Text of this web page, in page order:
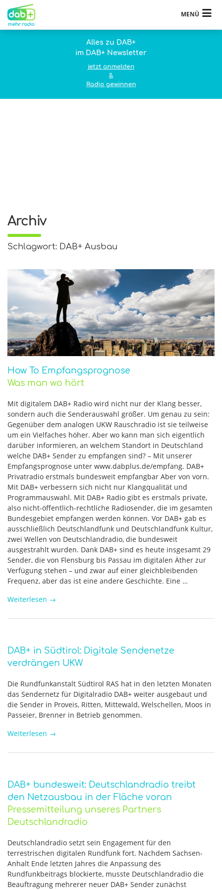
MENÜ
Alles zu DAB+
im DAB+ Newsletter
jetzt anmelden
&
Radio gewinnen
Archiv
Schlagwort: DAB+ Ausbau
How To Empfangsprognose
Was man wo hört
Mit digitalem DAB+ Radio wird nicht nur der Klang besser,
sondern auch die Senderauswahl größer. Um genau zu sein:
Gegenüber dem analogen UKW Rauschradio ist sie teilweise
um ein Vielfaches höher. Aber wo kann man sich eigentlich
darüber informieren, an welchem Standort in Deutschland
welche DAB+ Sender zu empfangen sind? – Mit unserer
Empfangsprognose unter www.dabplus.de/empfang. DAB+
Privatradio erstmals bundesweit empfangbar Aber von vorn.
Mit DAB+ verbessern sich nicht nur Klangqualität und
Programmauswahl. Mit DAB+ Radio gibt es erstmals private,
also nicht-öffentlich-rechtliche Radiosender, die im gesamten
Bundesgebiet empfangen werden können. Vor DAB+ gab es
ausschließlich Deutschlandfunk und Deutschlandfunk Kultur,
zwei Wellen von Deutschlandradio, die bundesweit
ausgestrahlt wurden. Dank DAB+ sind es heute insgesamt 29
Sender, die von Flensburg bis Passau im digitalen Äther zur
Verfügung stehen – und zwar auf einer gleichbleibenden
Frequenz, aber das ist eine andere Geschichte. Eine …
Weiterlesen →
DAB+ in Südtirol: Digitale Sendenetze
verdrängen UKW
Die Rundfunkanstalt Südtirol RAS hat in den letzten Monaten
das Sendernetz für Digitalradio DAB+ weiter ausgebaut und
die Sender in Proveis, Ritten, Mittewald, Welschellen, Moos in
Passeier, Brenner in Betrieb genommen.
Weiterlesen →
DAB+ bundesweit: Deutschlandradio treibt
den Netzausbau in der Fläche voran
Pressemitteilung unseres Partners
Deutschlandradio
Deutschlandradio setzt sein Engagement für den
terrestrischen digitalen Rundfunk fort. Nachdem Sachsen-
Anhalt Ende letzten Jahres die Anpassung des
Rundfunkbeitrags blockierte, musste Deutschlandradio die
Beauftragung mehrerer neuer DAB+ Sender zunächst